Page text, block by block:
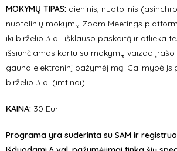
MOKYMŲ TIPAS: dieninis, nuotolinis
nuotolinių mokymų Zoom Meetings
iki birželio 3 d. išklauso paskaitą ir atlieka
išsiunčiamas kartu su mokymų vaizdo
gauna elektroninį pažymėjimą. Galimybė
birželio 3 d. (imtinai).
KAINA: 30 Eur
Programa yra suderinta su SAM ir